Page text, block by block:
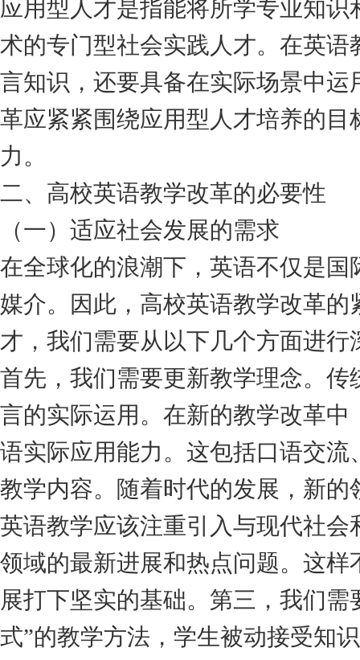
应用型人才是指能将所学专业知
术的专门型社会实践人才。在英
言知识，还要具备在实际场景中
革应紧紧围绕应用型人才培养的
力。
二、高校英语教学改革的必要性
（一）适应社会发展的需求
在全球化的浪潮下，英语不仅是
媒介。因此，高校英语教学改革
才，我们需要从以下几个方面进行
首先，我们需要更新教学理念。
言的实际运用。在新的教学改革
语实际应用能力。这包括口语交
教学内容。随着时代的发展，新
英语教学应该注重引入与现代社
领域的最新进展和热点问题。这
展打下坚实的基础。第三，我们
式”的教学方法，学生被动接受知